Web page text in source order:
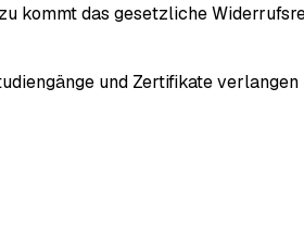
kommt das gesetzliche
und Zertifikate